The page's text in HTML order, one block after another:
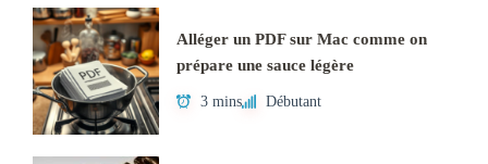
Alléger un PDF sur Mac comme on
prépare une sauce légère
3 mins Débutant